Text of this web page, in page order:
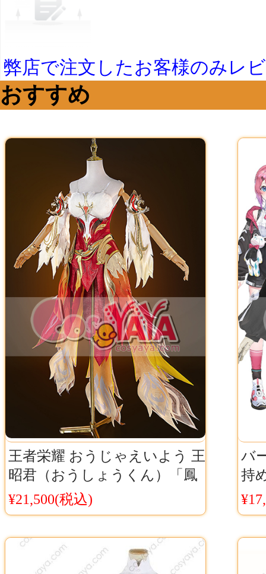
弊店で注文したお客様のみレ
おすすめ
王者栄耀 おうじゃえいよう 王
昭君（おうしょうくん）「鳳
凰于飛」コスプレ衣装 フルセ
ット Cosyaya通販 送料無料
¥21,500(税込)
バ
持
ウ